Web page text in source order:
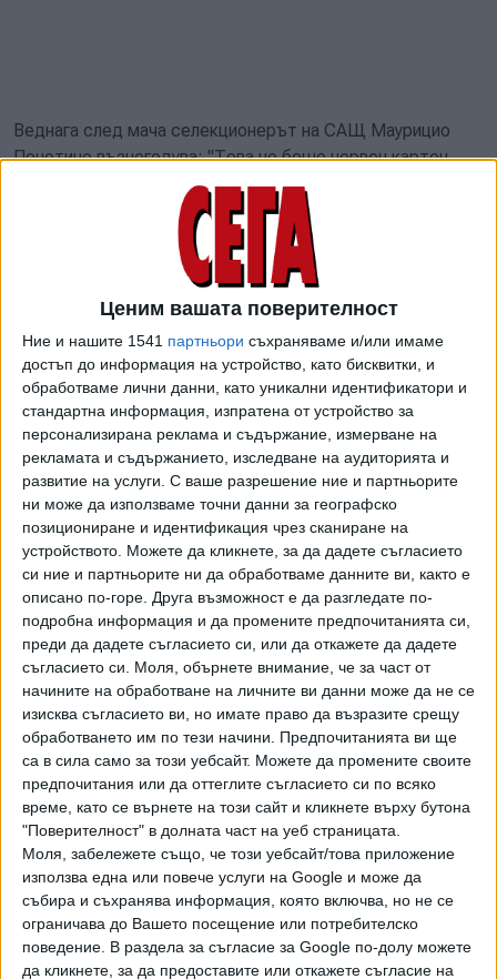
Ценим вашата поверителност
Ние и нашите 1541 партньори съхраняваме и/или имаме
достъп до информация на устройство, като бисквитки, и
обработваме лични данни, като уникални идентификатори и
стандартна информация, изпратена от устройство за
персонализирана реклама и съдържание, измерване на
рекламата и съдържанието, изследване на аудиторията и
развитие на услуги. С ваше разрешение ние и партньорите
ни може да използваме точни данни за географско
позициониране и идентификация чрез сканиране на
устройството. Можете да кликнете, за да дадете съгласието
си ние и партньорите ни да обработваме данните ви, както е
описано по-горе. Друга възможност е да разгледате по-
подробна информация и да промените предпочитанията си,
преди да дадете съгласието си, или да откажете да дадете
съгласието си.
Моля, обърнете внимание, че за част от
начините на обработване на личните ви данни може да не се
изисква съгласието ви, но имате право да възразите срещу
обработването им по тези начини. Предпочитанията ви ще
са в сила само за този уебсайт. Можете да промените своите
предпочитания или да оттеглите съгласието си по всяко
време, като се върнете на този сайт и кликнете върху бутона
"Поверителност" в долната част на уеб страницата.
Моля, забележете също, че този уебсайт/това приложение
използва една или повече услуги на Google и може да
събира и съхранява информация, която включва, но не се
ограничава до Вашето посещение или потребителско
поведение. В раздела за съгласие за Google по-долу можете
да кликнете, за да предоставите или откажете съгласие на
Веднага след мача селекционерът на САЩ Маурицио
Почетино възнегодува: "Това не беше червен картон.
Гледайки го по телевизията, той няма намерение да
стъпи на крака на противника. Това е нормално действие
във футбола. Стана случайно и не беше умишлено.
Затова за мен това не е червен картон."
Днес стана ясно, че Балогун ще бъде на разположение
на Почетино за 1/8-финала с Белгия. "В съответствие с
чл.27 от Дисциплинарния кодекс на ФИФА прилагането
на наказанието за мач се отлага за изпитателен срок от
една година", се казва в неочакваното изявление на
световната футболна асоциация.
До момента няма друг футболист с червен картон, който
да е получил подобно позволение по време на Мондиал
2026.
Веднага след излизането на това решение президентът
на САЩ Доналд Тръмп лично благодари на
ФИФА. "Благодаря на ФИФА, че постъпи правилно и
поправи една голяма несправедливост", написа той в
една от социалните мрежи. Тръмп е в отлични
отношения с президента на ФИФА Джани Инфантино,
който дори му връчи новоучредената "Награда за мир на
ФИФА".
USA-USA-USA 🦅
https://t.co/yKnJxew9tU
pic.twitter.com/75KmExgrUJ
— The White House (@WhiteHouse)
5 юли 2026 г.
ГНЕВНА РЕАКЦИЯ НА БЕЛГИЙЦИТЕ